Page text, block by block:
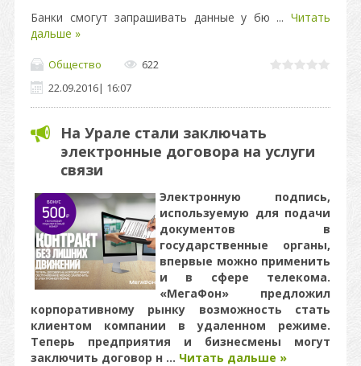
Банки смогут запрашивать данные у бю ...Читать
дальше »
Общество
622
22.09.2016| 16:07
На Урале стали заключать
электронные договора на услуги
связи
Электронную подпись,
используемую для подачи
документов в
государственные органы,
впервые можно применить
и в сфере телекома.
«МегаФон» предложил
корпоративному рынку возможность стать
клиентом компании в удаленном режиме.
Теперь предприятия и бизнесмены могут
заключить договор н ... Читать дальше »